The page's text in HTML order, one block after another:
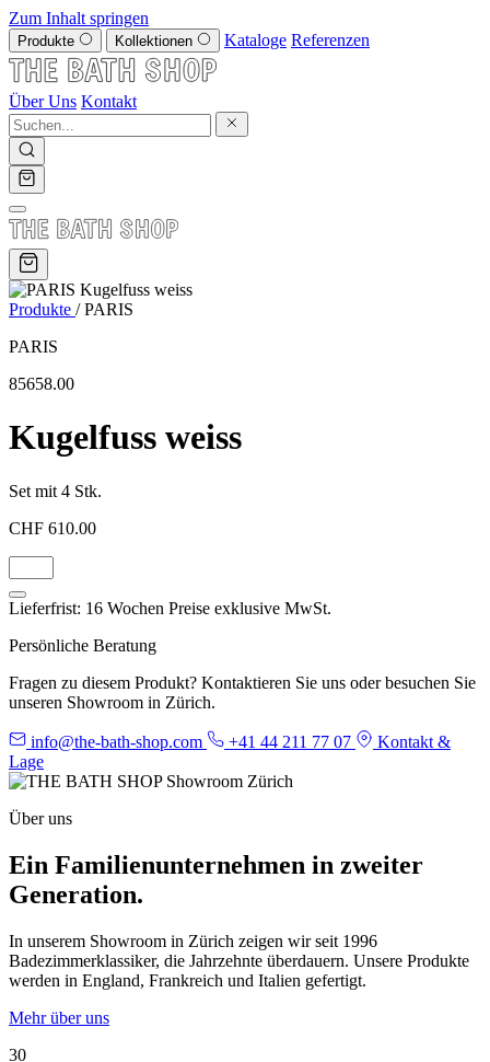
Zum Inhalt springen
Produkte Kollektionen Kataloge Referenzen
Über Uns Kontakt
Produkte / PARIS
PARIS
85658.00
Kugelfuss weiss
Set mit 4 Stk.
CHF 610.00
Lieferfrist: 16 Wochen Preise exklusive MwSt.
Persönliche Beratung
Fragen zu diesem Produkt? Kontaktieren Sie uns oder besuchen Sie
unseren Showroom in Zürich.
info@the-bath-shop.com +41 44 211 77 07
Kontakt &
Lage
Über uns
Ein Familienunternehmen in zweiter
Generation.
In unserem Showroom in Zürich zeigen wir seit 1996
Badezimmerklassiker, die Jahrzehnte überdauern. Unsere Produkte
werden in England, Frankreich und Italien gefertigt.
Mehr über uns
30